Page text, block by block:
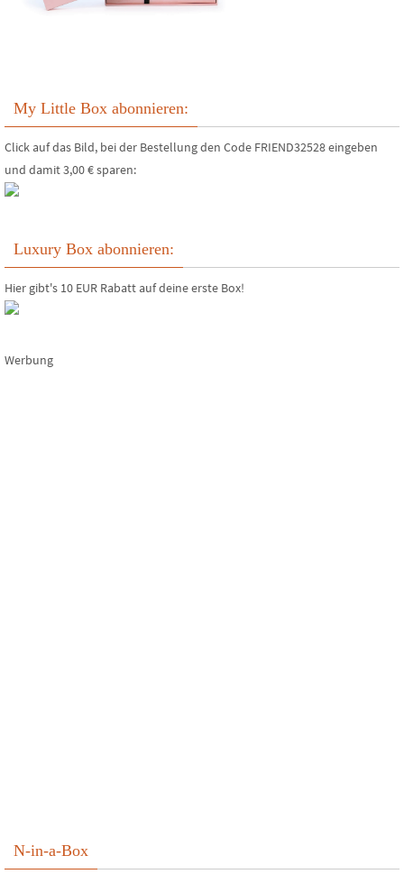
My Little Box abonnieren:
Click auf das Bild, bei der Bestellung den Code FRIEND32528 eingeben
und damit 3,00 € sparen:
Luxury Box abonnieren:
Hier gibt's 10 EUR Rabatt auf deine erste Box!
Werbung
N-in-a-Box